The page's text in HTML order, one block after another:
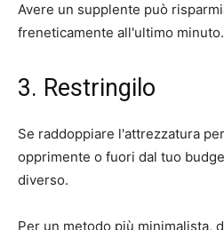
Avere un supplente può
freneticamente all'ultimo minuto.
3. Restringilo
Se raddoppiare l'attrezzatura
opprimente o fuori dal tuo
diverso.
Per un metodo più minimalista,